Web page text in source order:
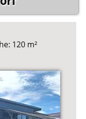
120 m²